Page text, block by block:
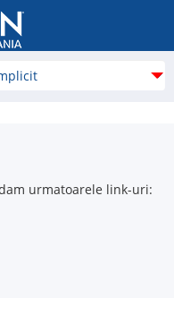
urmatoarele link-uri: